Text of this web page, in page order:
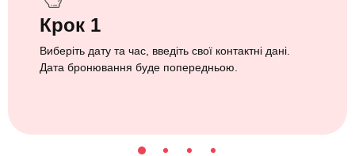
Крок 1
Виберіть дату та час, введіть свої контактні дані.
Дата бронювання буде попередньою.